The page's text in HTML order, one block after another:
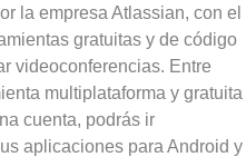
la empresa Atlassian, con el
gratuitas y de código
videoconferencias. Entre
multiplataforma y gratuita
cuenta, podrás ir
aplicaciones para Android y